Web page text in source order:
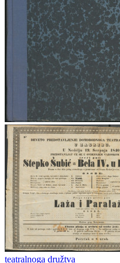
teatralnoga družtva